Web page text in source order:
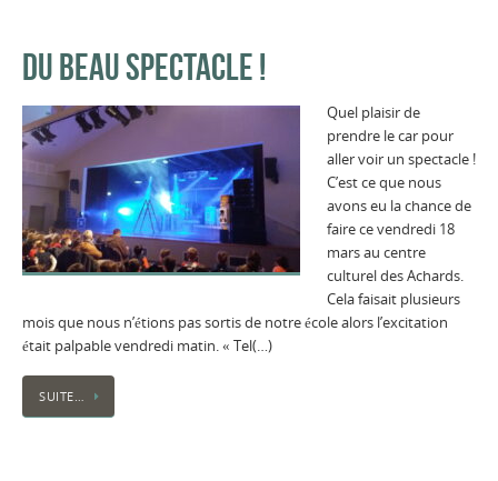
DU BEAU SPECTACLE !
Quel plaisir de
prendre le car pour
aller voir un spectacle !
C’est ce que nous
avons eu la chance de
faire ce vendredi 18
mars au centre
culturel des Achards.
Cela faisait plusieurs
mois que nous n’étions pas sortis de notre école alors l’excitation
était palpable vendredi matin. « Tel(…)
SUITE…